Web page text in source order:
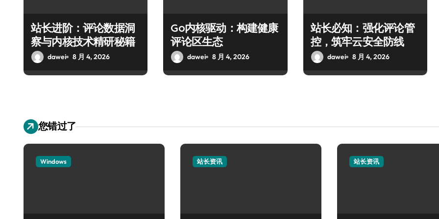
站长进阶：评论数据洞
察与内核技术精研秘籍
dawei 8 月 4, 2026
Go内核驱动：构建健康
评论区生态
dawei 8 月 4, 2026
站长必知：强化评论管
控，筑牢云安全防线
dawei 8 月 4, 2026
您错过了
Windows 站长资讯 站长资讯